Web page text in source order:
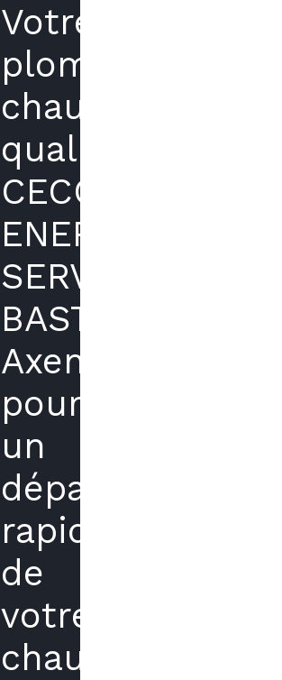
Votre
plombier
chauffagiste
qualifié
CECC
ENERGIES
SERVICES
BASTIA
Axenergie
pour
un
dépannage
rapide
de
votre
chaudière